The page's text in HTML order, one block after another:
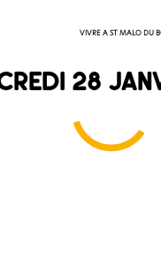
VIVRE A ST MALO DU
28